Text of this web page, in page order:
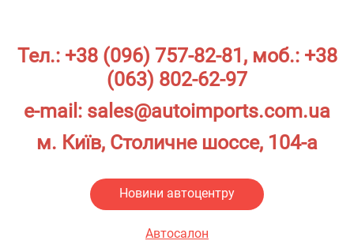
Тел.: +38 (096) 757-82-81 , моб.: +38
(063) 802-62-97
e-mail: sales@autoimports.com.ua
м. Київ, Столичне шоссе, 104-а
Новини автоцентру
Автосалон